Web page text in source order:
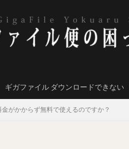
ギガファイル ダウンロードできない
がかからず無料で使えるのですか？